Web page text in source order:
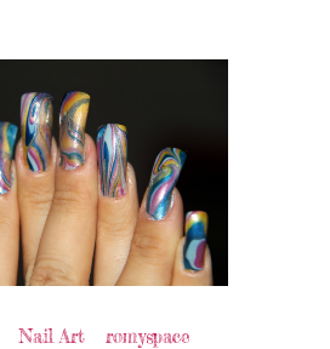
Nail Art romyspace